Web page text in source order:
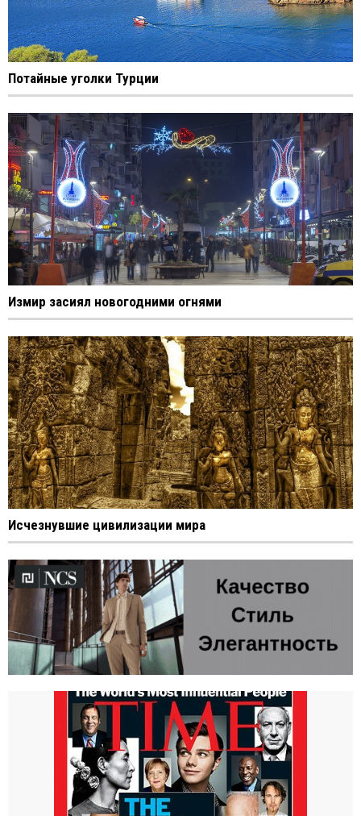
Потайные уголки Турции
Измир засиял новогодними огнями
Исчезнувшие цивилизации мира